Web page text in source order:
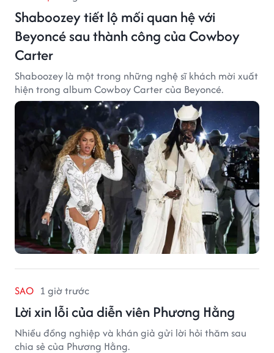
Shaboozey tiết lộ mối quan hệ với
Beyoncé sau thành công của Cowboy
Carter
Shaboozey là một trong những nghệ sĩ khách mời xuất
hiện trong album Cowboy Carter của Beyoncé.
SAO 1 giờ trước
Lời xin lỗi của diễn viên Phương Hằng
Nhiều đồng nghiệp và khán giả gửi lời hỏi thăm sau
chia sẻ của Phương Hằng.